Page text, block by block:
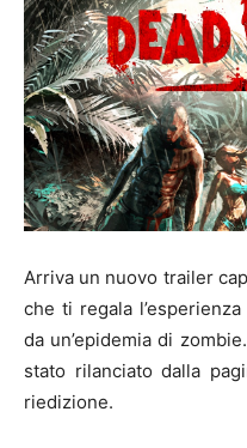
Arriva un nuovo trailer
che ti regala
da un’epidemia di
stato rilanciato dalla
riedizione.